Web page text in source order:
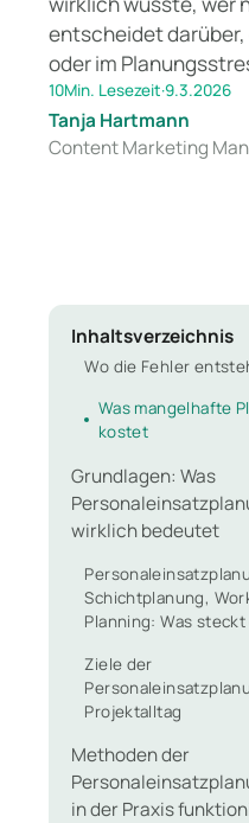
entscheidet
oder im
10Min. Lesezeit·9.3.2026
Tanja Hartmann
Content Marketing
Inhaltsverzeichnis
Wo die Fehler
Was mangelhafte
kostet
Grundlagen: Was
wirklich bedeutet
Schichtplanung,
Planning: Was
Ziele der
Projektalltag
Methoden der
in der Praxis